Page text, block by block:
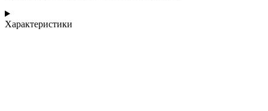
Характеристики